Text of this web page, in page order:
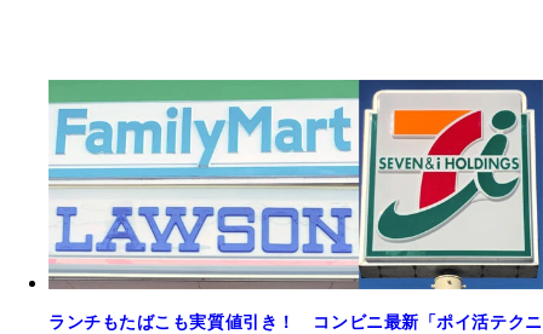
ランチもたばこも実質値引き！ コンビニ最新「ポイ活テクニ